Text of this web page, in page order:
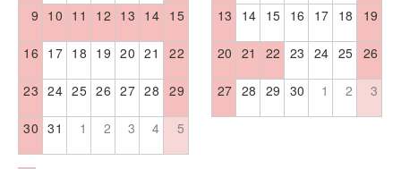
9 10 11 12 13 14 15
16 17 18 19 20 21 22
23 24 25 26 27 28 29
30 31 1 2 3 4 5
13 14 15 16 17 18 19
20 21 22 23 24 25 26
27 28 29 30 1 2 3